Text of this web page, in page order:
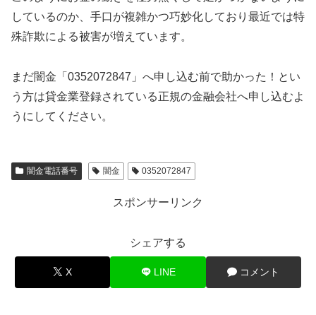
しているのか、手口が複雑かつ巧妙化しており最近では特
殊詐欺による被害が増えています。
まだ闇金「0352072847」へ申し込む前で助かった！とい
う方は貸金業登録されている正規の金融会社へ申し込むよ
うにしてください。
闇金電話番号 闇金 0352072847
スポンサーリンク
シェアする
X LINE コメント